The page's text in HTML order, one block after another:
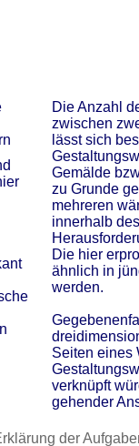
Die Anzahl
zwischen
lässt sich
Gemälde
zu Grunde
mehreren
innerhalb
Die hier
ähnlich in
werden.
Seiten eines
verknüpft
gehender
der